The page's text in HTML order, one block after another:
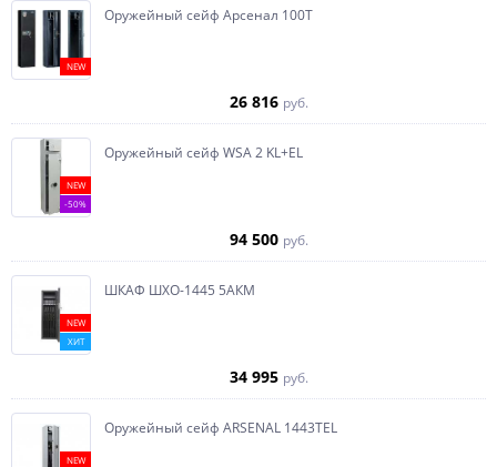
NEW
Оружейный сейф Арсенал 100Т
26 816 руб.
NEW
-50%
Оружейный сейф WSA 2 KL+EL
94 500 руб.
NEW
ХИТ
ШКАФ ШХО-1445 5АКМ
34 995 руб.
NEW
Оружейный сейф ARSENAL 1443ТEL